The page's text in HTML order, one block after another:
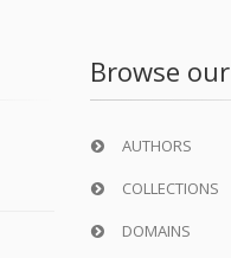
Browse our
AUTHORS
COLLECTIONS
DOMAINS